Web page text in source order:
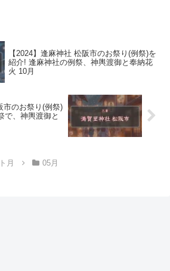
【2024】逢麻神社 松阪市のお祭り(例祭)を
紹介! 逢麻神社の例祭、神輿渡御と奉納花
火 10月
市のお祭り(例祭)
で、神輿渡御と
月 05月